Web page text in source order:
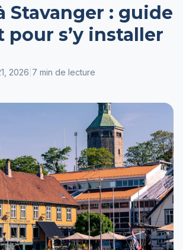
Stavanger : guide
pour s’y installer
2026 7 min de lecture